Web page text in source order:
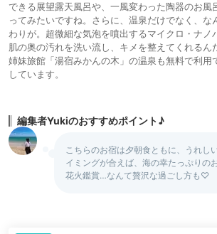
できる展望露天風呂や、一風変わった陶器のお風
ってみたいですね。さらに、温泉だけでなく、な
わりが。超微細な気泡を噴出するマイクロ・ナノ
肌の奥の汚れを洗い流し、キメを整えてくれるん
姉妹旅館「湯宿みかんの木」の温泉も無料で利用
しています。
編集者Yukiのおすすめポイント♪
こちらのお宿は夕朝食ともに、うれし
イミングが合えば、海の幸たっぷりの
花火鑑賞…なんて贅沢な過ごし方も♡